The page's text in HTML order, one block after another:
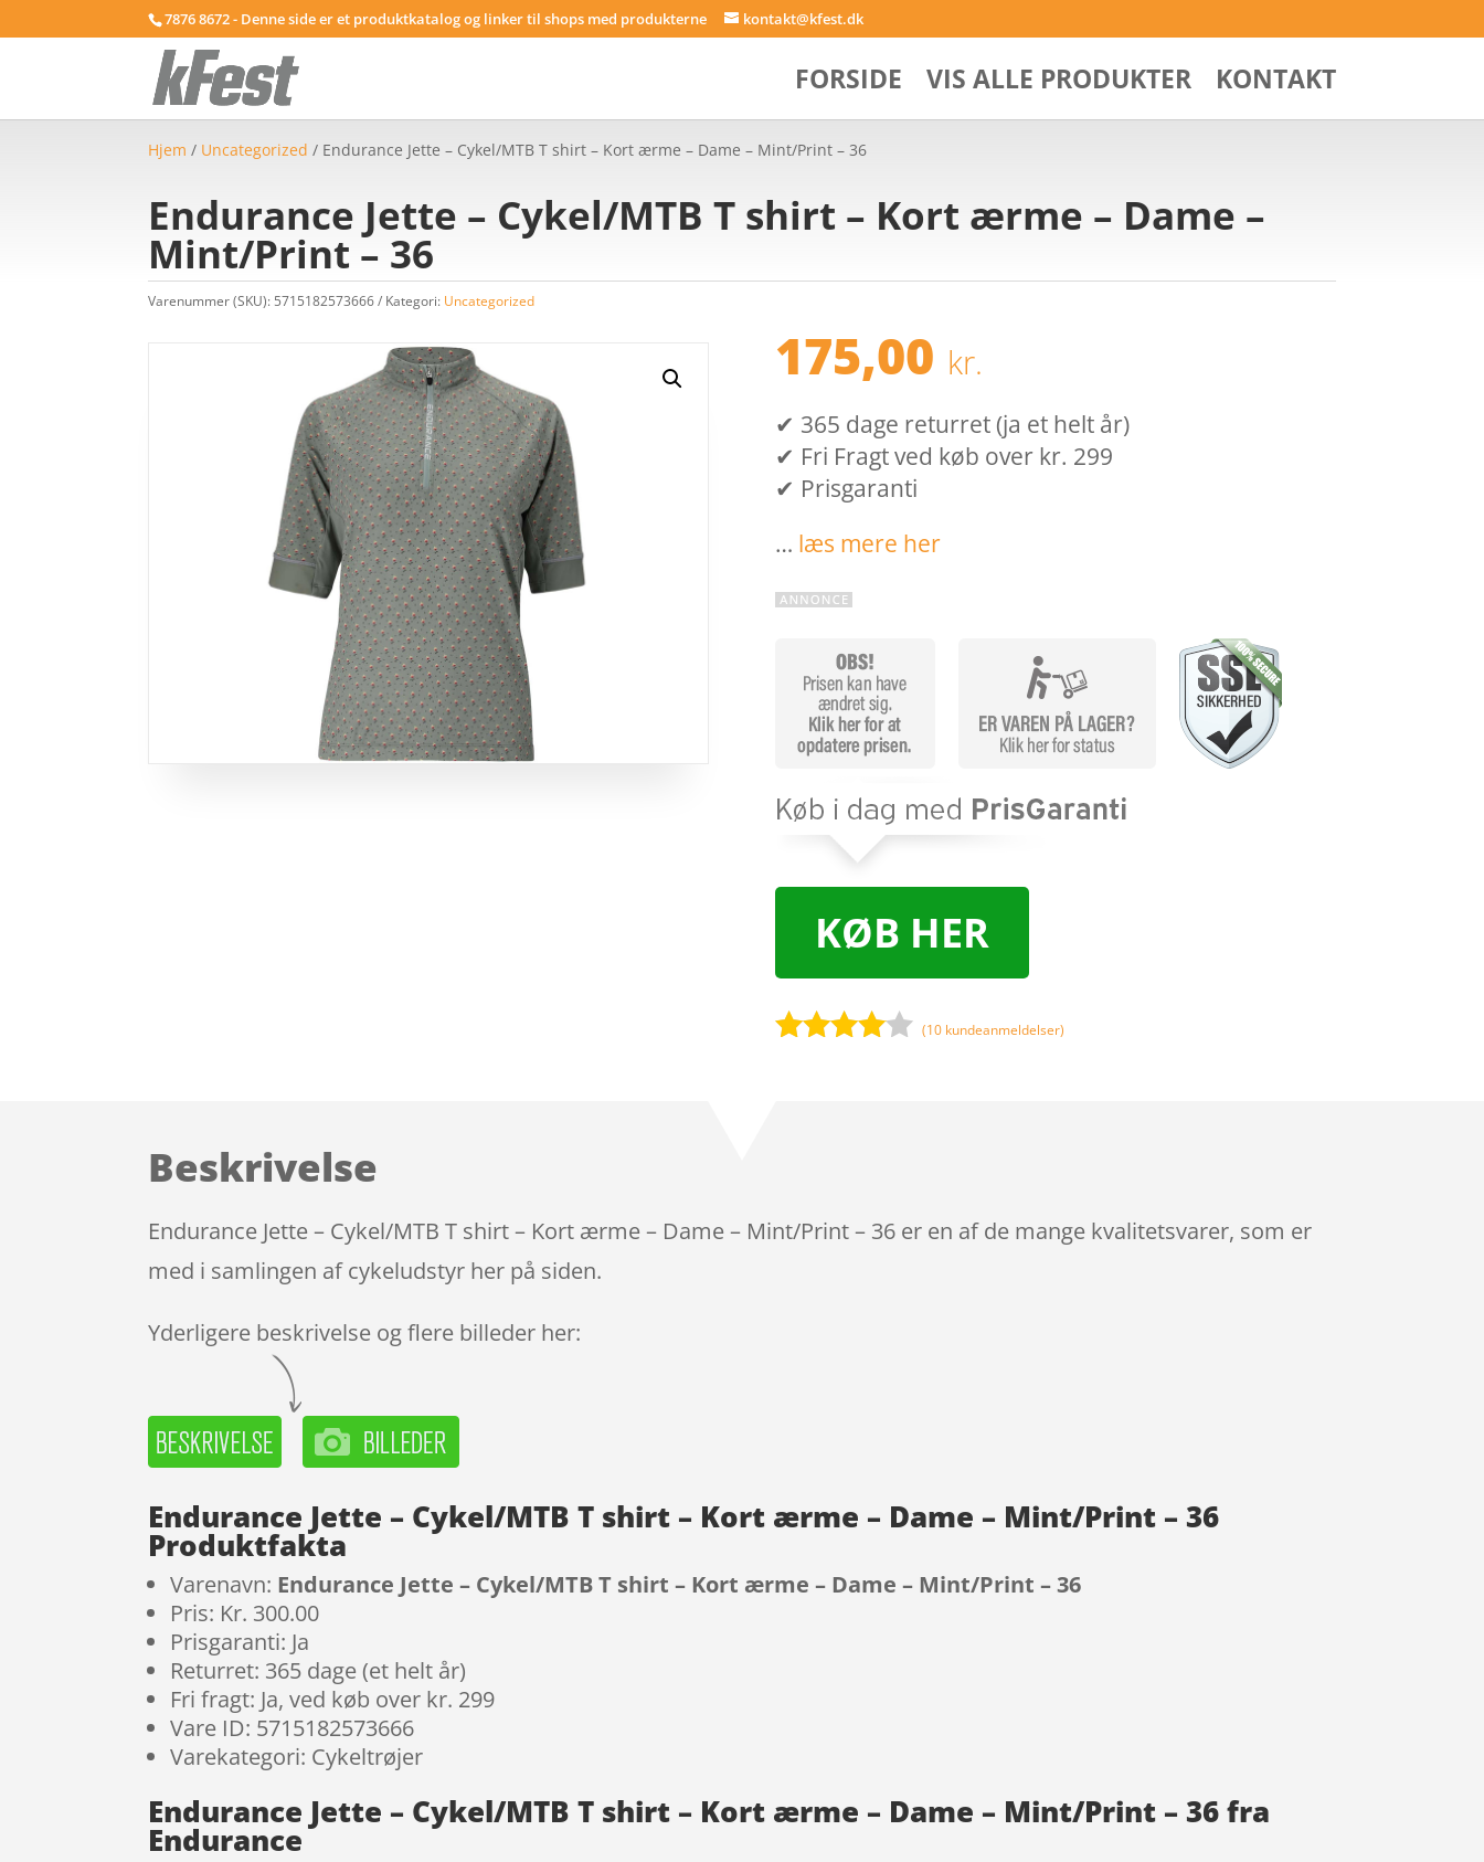
7876 8672 - Denne side er et produktkatalog og linker til shops med produkterne kontakt@kfest.dk
FORSIDE VIS ALLE PRODUKTER KONTAKT
Hjem / Uncategorized / Endurance Jette – Cykel/MTB T shirt – Kort ærme – Dame – Mint/Print – 36
Endurance Jette – Cykel/MTB T shirt – Kort ærme – Dame –
Mint/Print – 36
Varenummer (SKU): 5715182573666 Kategori: Uncategorized
175,00 kr.
✔ 365 dage returret (ja et helt år)
✔ Fri Fragt ved køb over kr. 299
✔ Prisgaranti
… læs mere her
KØB HER
ømmels
er
(10 kundeanmeldelser)
Beskrivelse
Endurance Jette – Cykel/MTB T shirt – Kort ærme – Dame – Mint/Print – 36 er en af de mange kvalitetsvarer, som er
med i samlingen af cykeludstyr her på siden.
Yderligere beskrivelse og flere billeder her:
Endurance Jette – Cykel/MTB T shirt – Kort ærme – Dame – Mint/Print – 36
Produktfakta
Varenavn: Endurance Jette – Cykel/MTB T shirt – Kort ærme – Dame – Mint/Print – 36
Pris: Kr. 300.00
Prisgaranti: Ja
Returret: 365 dage (et helt år)
Fri fragt: Ja, ved køb over kr. 299
Vare ID: 5715182573666
Varekategori: Cykeltrøjer
Endurance Jette – Cykel/MTB T shirt – Kort ærme – Dame – Mint/Print – 36 fra
Endurance